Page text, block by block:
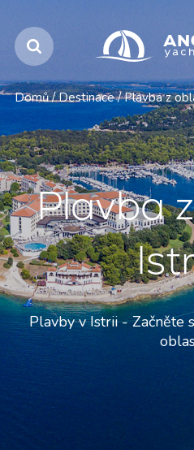
Domů / Destinace / Plavba z
Plavba
Plavby v Istrii - Začněte